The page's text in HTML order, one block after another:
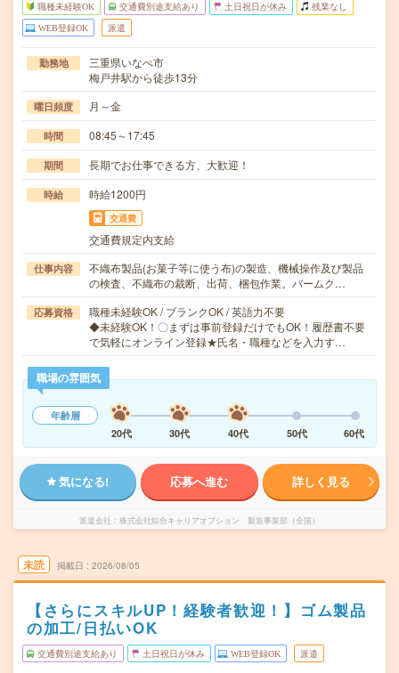
職種未経験OK 交通費別途支給あり 土日祝日が休み 残業なし
WEB登録OK 派遣
勤務地
三重県いなべ市
梅戸井駅から徒歩13分
曜日頻度 月～金
時間 08:45～17:45
期間 長期でお仕事できる方、大歓迎！
時給 時給1200円
交通費
交通費規定内支給
仕事内容
不織布製品(お菓子等に使う布)の製造、機械操作及び製品
の検査、不織布の裁断、出荷、梱包作業。バームク…
応募資格
職種未経験OK / ブランクOK / 英語力不要
◆未経験OK！〇まずは事前登録だけでもOK！履歴書不要
で気軽にオンライン登録★氏名・職種などを入力す…
職場の雰囲気
年齢層
20代
30代 40代 50代 60代
気になる! 応募へ進む 詳しく見る
派遣会社 株式会社綜合キャリアオプション 製造事業部（全国）
未読 掲載日 2026/08/05
【さらにスキルUP！経験者歓迎！】ゴム製品
の加工/日払いOK
交通費別途支給あり 土日祝日が休み WEB登録OK 派遣